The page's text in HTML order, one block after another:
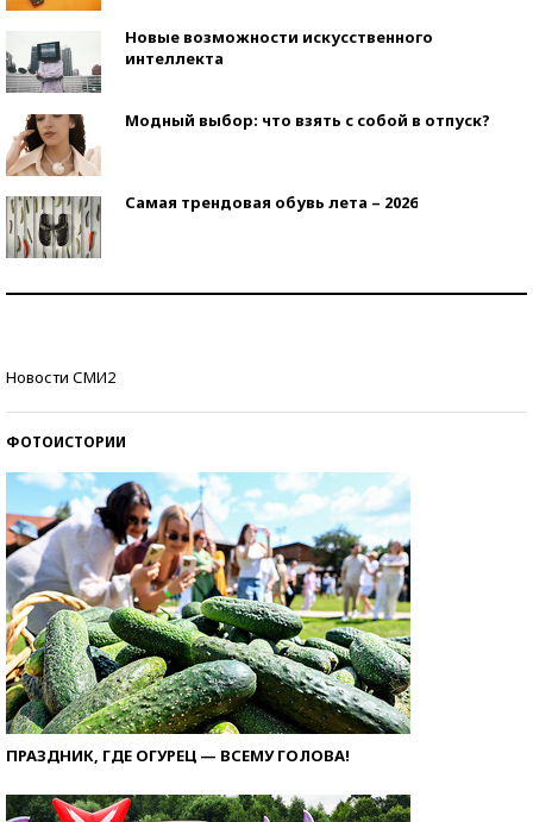
Новые возможности искусственного
интеллекта
Модный выбор: что взять с собой в отпуск?
Самая трендовая обувь лета – 2026
Новости СМИ2
ФОТОИСТОРИИ
ПРАЗДНИК, ГДЕ ОГУРЕЦ — ВСЕМУ ГОЛОВА!